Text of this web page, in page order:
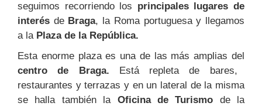
seguimos recorriendo los principales lugares de
interés de Braga, la Roma portuguesa y llegamos
a la Plaza de la República.
Esta enorme plaza es una de las más amplias del
centro de Braga. Está repleta de bares,
restaurantes y terrazas y en un lateral de la misma
se halla también la Oficina de Turismo de la